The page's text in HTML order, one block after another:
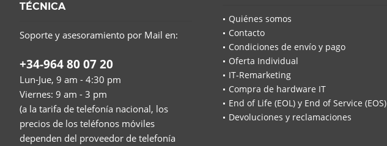
TÉCNICA
Soporte y asesoramiento por Mail en:
+34-964 80 07 20
Lun-Jue, 9 am - 4:30 pm
Viernes: 9 am - 3 pm
(a la tarifa de telefonía nacional, los
precios de los teléfonos móviles
dependen del proveedor de telefonía
Quiénes somos
Contacto
Condiciones de envío y pago
Oferta Individual
IT-Remarketing
Compra de hardware IT
End of Life (EOL) y End of Service (EOS)
Devoluciones y reclamaciones